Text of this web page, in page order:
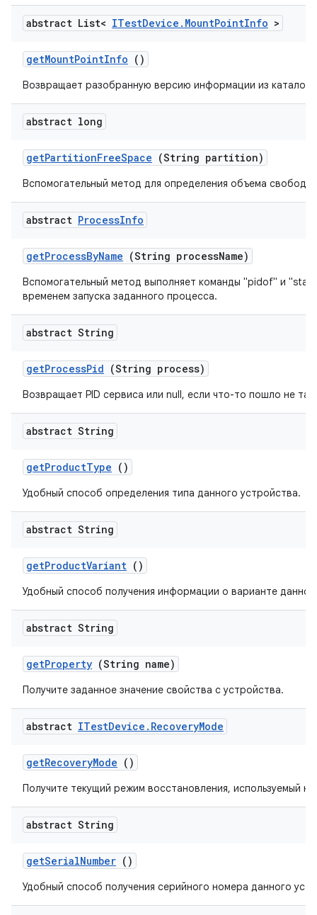
abstract List< ITestDevice . MountPointInfo >
getMountPointInfo ()
Возвращает разобранную версию информации из
abstract long
getPartitionFreeSpace (String partition)
Вспомогательный метод для определения объема
abstract ProcessInfo
getProcessByName (String processName)
Вспомогательный метод выполняет команды "pidof" и
временем запуска заданного процесса.
abstract String
getProcessPid (String process)
Возвращает PID сервиса или null, если что-то пошло не так.
abstract String
getProductType ()
Удобный способ определения типа данного устройства.
abstract String
getProductVariant ()
Удобный способ получения информации о варианте
abstract String
getProperty (String name)
Получите заданное значение свойства с устройства.
abstract ITestDevice . RecoveryMode
getRecoveryMode ()
Получите текущий режим восстановления, используемый
abstract String
getSerialNumber ()
Удобный способ получения серийного номера данного